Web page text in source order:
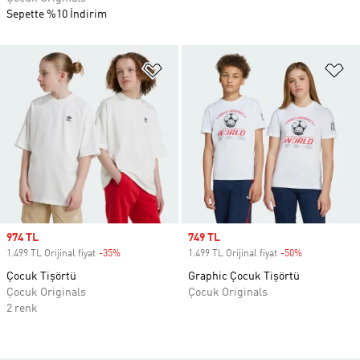
Favori Listesine Ekle
Sale price
974 TL
1.499 TL Orijinal fiyat -35%
Çocuk Tişörtü
Çocuk Originals
2 renk
Sale price
749 TL
1.499 TL Orijinal fiyat -50%
Graphic Çocuk Tişörtü
Çocuk Originals
Sepette %10 İndirim